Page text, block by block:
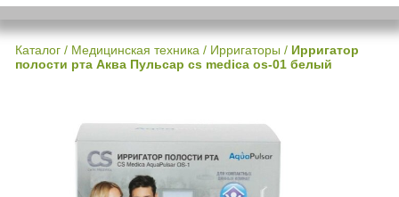
Каталог / Медицинская техника / Ирригаторы / Ирригатор
полости рта Аква Пульсар cs medica os-01 белый